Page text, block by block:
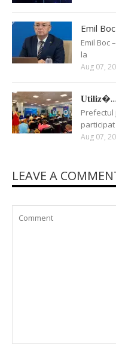
Emil
Emil Boc
la
Aug 07,
𝐔𝐭𝐢𝐥𝐢𝐳�...
Prefectul
Aug 07,
LEAVE A